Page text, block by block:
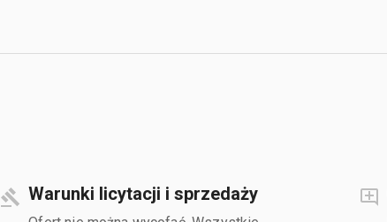
Warunki licytacji i sprzedaży